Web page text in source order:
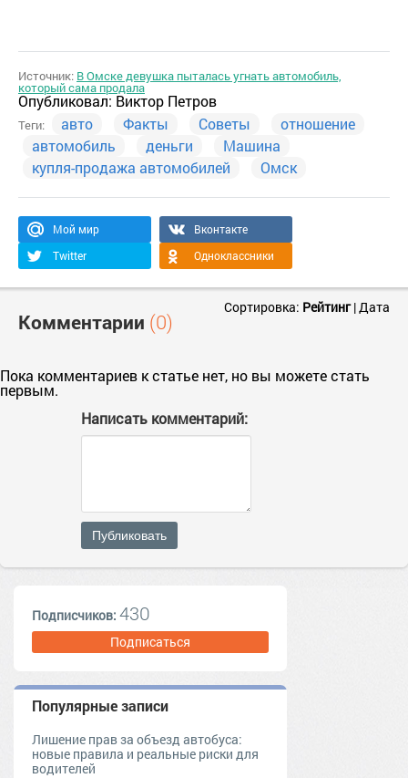
Источник: В Омске девушка пыталась угнать автомобиль,
который сама продала
Опубликовал: Виктор Петров
Теги: авто Факты Советы
отношение
автомобиль
деньги
Машина
купля-продажа автомобилей
Омск
Мой мир
Вконтакте
Twitter
Одноклассники
Комментарии (0)
Сортировка: Рейтинг|Дата
Пока комментариев к статье нет, но вы можете стать
первым.
Написать комментарий:
Публиковать
Подписчиков: 430
Подписаться
Популярные записи
Лишение прав за объезд автобуса:
новые правила и реальные риски для
водителей